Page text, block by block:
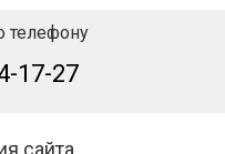
телефону
17-27
сайта